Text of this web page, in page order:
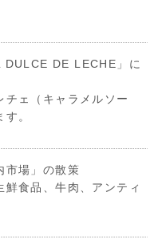
DULCE DE LECHE」に
チェ（キャラメルソー
。
市場」の散策
鮮食品、牛肉、アンティ